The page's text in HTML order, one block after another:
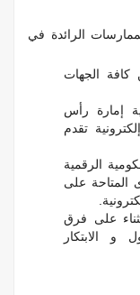
الرائدة في
كافة الجهات
إمارة رأس
تقدم
الرقمية
المتاحة على
على فرق
و الابتكار